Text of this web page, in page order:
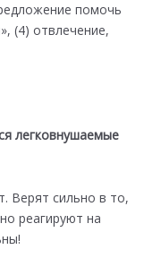
помочь
(4) отвлечение,
легковнушаемые
Верят сильно в то,
реагируют на